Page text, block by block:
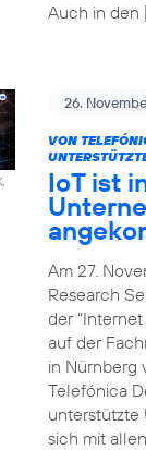
Auch in den
26.
VON
IoT ist
Am 27.
Research
der
auf der
in Nürnberg
Telefónica
unterstützte
sich mit